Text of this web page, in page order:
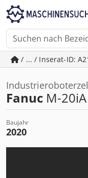
/ ... / Inserat-ID:
Fanuc M-
Baujahr
2020